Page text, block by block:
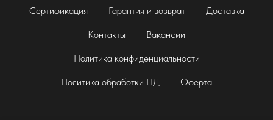
Сертификация Гарантия и возврат Доставка
Контакты Вакансии
Политика конфиденциальности
Политика обработки ПД Оферта